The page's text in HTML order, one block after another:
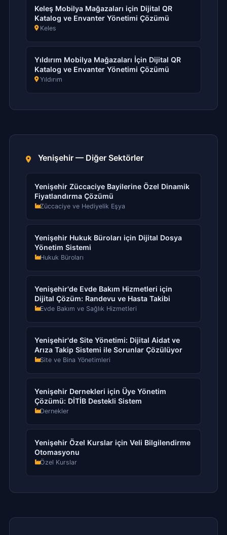
Keleş Mobilya Mağazaları için Dijital QR
Katalog ve Envanter Yönetimi Çözümü
Keles
Yıldırım Mobilya Mağazaları İçin Dijital QR
Katalog ve Envanter Yönetimi Çözümü
Yıldırım
Yenişehir — Diğer Sektörler
Yenişehir Züccaciye Bayilerine Özel Dinamik
Fiyatlandırma Çözümü
Züccaciye ve Hediyelik Eşya
Yenişehir Hukuk Büroları için Dijital Dosya
Yönetim Sistemi
Hukuk Büroları
Yenişehir'de Evde Bakım Hizmetleri için
Dijital Çözüm: Randevu ve Hasta Takibi
Evde Bakım ve Sağlık Hizmetleri
Yenişehir'de Site Yönetimi: Dijital Aidat ve
Arıza Takip Sistemi ile Sorunlar Çözülüyor
Site ve Bina Yönetimleri
Yenişehir Dernekleri için Üye Yönetim
Çözümü: DİTİB Destekli Sistem
Dernekler
Yenişehir Özel Kurslar için Veli Bilgilendirme
Otomasyonu
Özel Kurslar